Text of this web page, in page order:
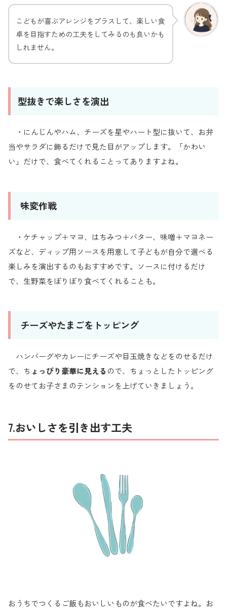
こどもが喜ぶアレンジをプラスして、楽しい食
卓を目指すための工夫をしてみるのも良いかも
しれません。
型抜きで楽しさを演出
・にんじんやハム、チーズを星やハート型に抜いて、お弁
当やサラダに飾るだけで見た目がアップします。「かわい
い」だけで、食べてくれることってありますよね。
味変作戦
・ケチャップ＋マヨ、はちみつ＋バター、味噌＋マヨネー
ズなど、ディップ用ソースを用意して子どもが自分で選べる
楽しみを演出するのもおすすめです。ソースに付けるだけ
で、生野菜をぼりぼり食べてくれることも。
チーズやたまごをトッピング
ハンバーグやカレーにチーズや目玉焼きなどをのせるだけ
で、ち ょっぴり豪華に見える ので、ちょっとしたトッピング
をのせてお子さまのテンションを上げていきましょう。
7.おいしさを引き出す工夫
おうちでつくるご飯もおいしいものが食べたいですよね。お